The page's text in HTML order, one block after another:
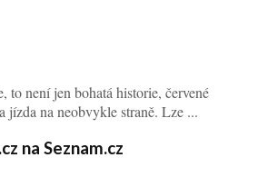
není jen bohatá historie, červené
jízda na neobvykle straně. Lze ...
na Seznam.cz